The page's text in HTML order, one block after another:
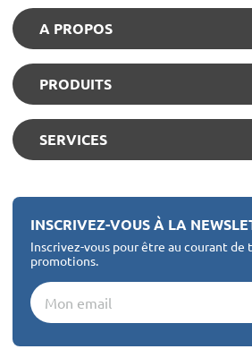
A PROPOS
PRODUITS
SERVICES
INSCRIVEZ-VOUS À LA
Inscrivez-vous pour être au courant de
promotions.